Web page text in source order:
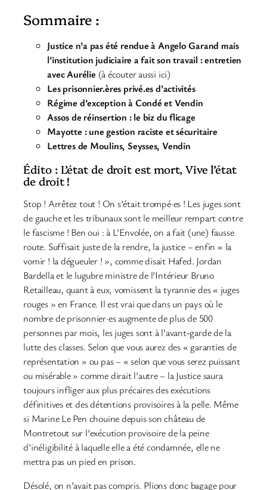
Sommaire :
Justice n’a pas été rendue à Angelo Garand mais
l’institution judiciaire a fait son travail : entretien
avec Aurélie (à écouter aussi ici)
Les prisonnier.ères privé.es d’activités
Régime d’exception à Condé et Vendin
Assos de réinsertion : le biz du flicage
Mayotte : une gestion raciste et sécuritaire
Lettres de Moulins, Seysses, Vendin
Édito : L’état de droit est mort, Vive l’état
de droit !
Stop ! Arrêtez tout ! On s’était trompé·es ! Les juges sont
de gauche et les tribunaux sont le meilleur rempart contre
le fascisme ! Ben oui : à L’Envolée, on a fait (une) fausse
route. Suffisait juste de la rendre, la justice – enfin « la
vomir ! la dégueuler ! », comme disait Hafed. Jordan
Bardella et le lugubre ministre de l’Intérieur Bruno
Retailleau, quant à eux, vomissent la tyrannie des « juges
rouges » en France. Il est vrai que dans un pays où le
nombre de prisonnier·es augmente de plus de 500
personnes par mois, les juges sont à l’avant-garde de la
lutte des classes. Selon que vous aurez des « garanties de
représentation » ou pas – « selon que vous serez puissant
ou misérable » comme dirait l’autre – la Justice saura
toujours infliger aux plus précaires des exécutions
définitives et des détentions provisoires à la pelle. Même
si Marine Le Pen chouine depuis son château de
Montretout sur l’exécution provisoire de la peine
d’inéligibilité à laquelle elle a été condamnée, elle ne
mettra pas un pied en prison.
Désolé, on n’avait pas compris. Plions donc bagage pour